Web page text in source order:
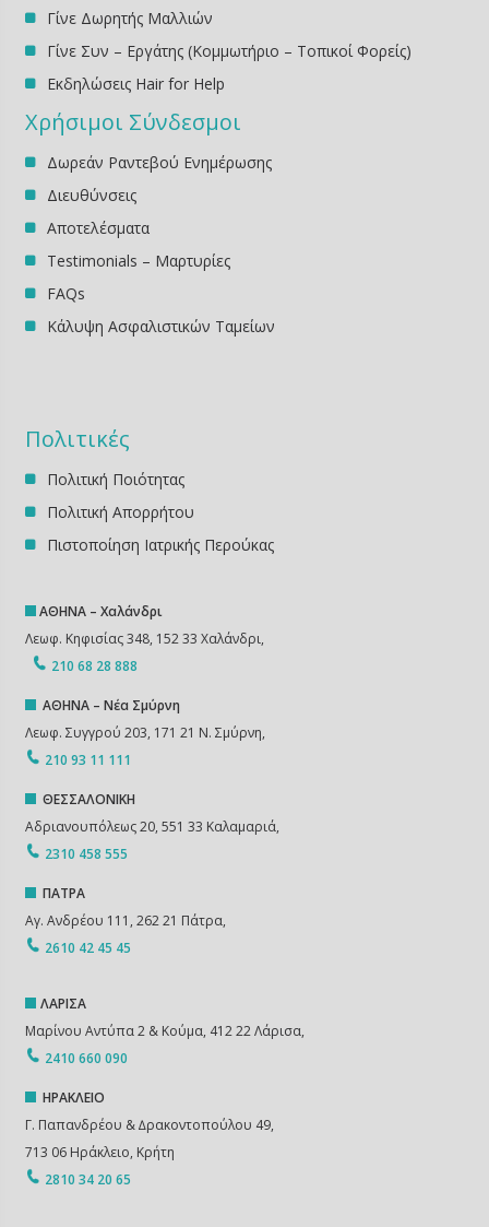
Γίνε Δωρητής Μαλλιών
Γίνε Συν – Εργάτης (Κομμωτήριο – Τοπικοί Φορείς)
Εκδηλώσεις Ηair for Help
Χρήσιμοι Σύνδεσμοι
Δωρεάν Ραντεβού Ενημέρωσης
Διευθύνσεις
Αποτελέσματα
Testimonials – Μαρτυρίες
FAQs
Κάλυψη Ασφαλιστικών Ταμείων
Πολιτικές
Πολιτική Ποιότητας
Πολιτική Απορρήτου
Πιστοποίηση Ιατρικής Περούκας
ΑΘΗΝΑ – Χαλάνδρι
Λεωφ. Κηφισίας 348, 152 33 Χαλάνδρι,
210 68 28 888
ΑΘΗΝΑ – Νέα Σμύρνη
Λεωφ. Συγγρού 203, 171 21 Ν. Σμύρνη,
210 93 11 111
ΘΕΣΣΑΛΟΝΙΚΗ
Αδριανουπόλεως 20, 551 33 Καλαμαριά,
2310 458 555
ΠΑΤΡΑ
Αγ. Ανδρέου 111, 262 21 Πάτρα,
2610 42 45 45
ΛΑΡΙΣΑ
Μαρίνου Αντύπα 2 & Κούμα, 412 22 Λάρισα,
2410 660 090
ΗΡΑΚΛΕΙΟ
Γ. Παπανδρέου & ∆ρακοντοπούλου 49,
713 06 Ηράκλειο, Κρήτη
2810 34 20 65